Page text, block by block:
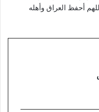
أحفظ العراق وأهله